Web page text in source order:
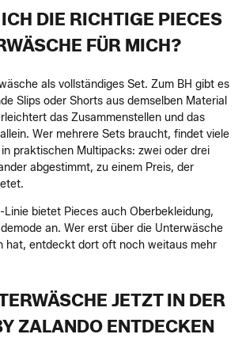
DIE RICHTIGE PIECES
FÜR MICH?
als vollständiges Set. Zum BH gibt es
Slips oder Shorts aus demselben Material
das Zusammenstellen und das
Wer mehrere Sets braucht, findet viele
praktischen Multipacks: zwei oder drei
abgestimmt, zu einem Preis, der
Linie bietet Pieces auch Oberbekleidung,
an. Wer erst über die Unterwäsche
hat, entdeckt dort oft noch weitaus mehr
JETZT IN DER
ZALANDO ENTDECKEN